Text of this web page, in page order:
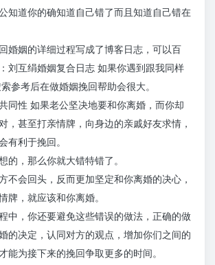
知道你的确知道自己错了而且知道自己错在
婚姻的详细过程写成了博客日志，可以百
刘互绢婚姻复合日志 如果你遇到跟我同样
参考后在做婚姻挽回帮助会很大。
同性 如果老公坚决地要和你离婚，而你却
，甚至打亲情牌，向身边的亲戚好友求情，
有利于挽回。
的，那么你就大错特错了。
不会回头，反而更加坚定和你离婚的决心，
牌，就应该和你离婚。
中，你还要避免这些错误的做法，正确的做
的决定，认同对方的观点，增加你们之间的
能为接下来的挽回争取更多的时间。